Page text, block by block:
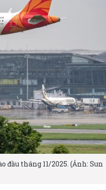
đầu tháng 11/2025. (Ảnh: Sun